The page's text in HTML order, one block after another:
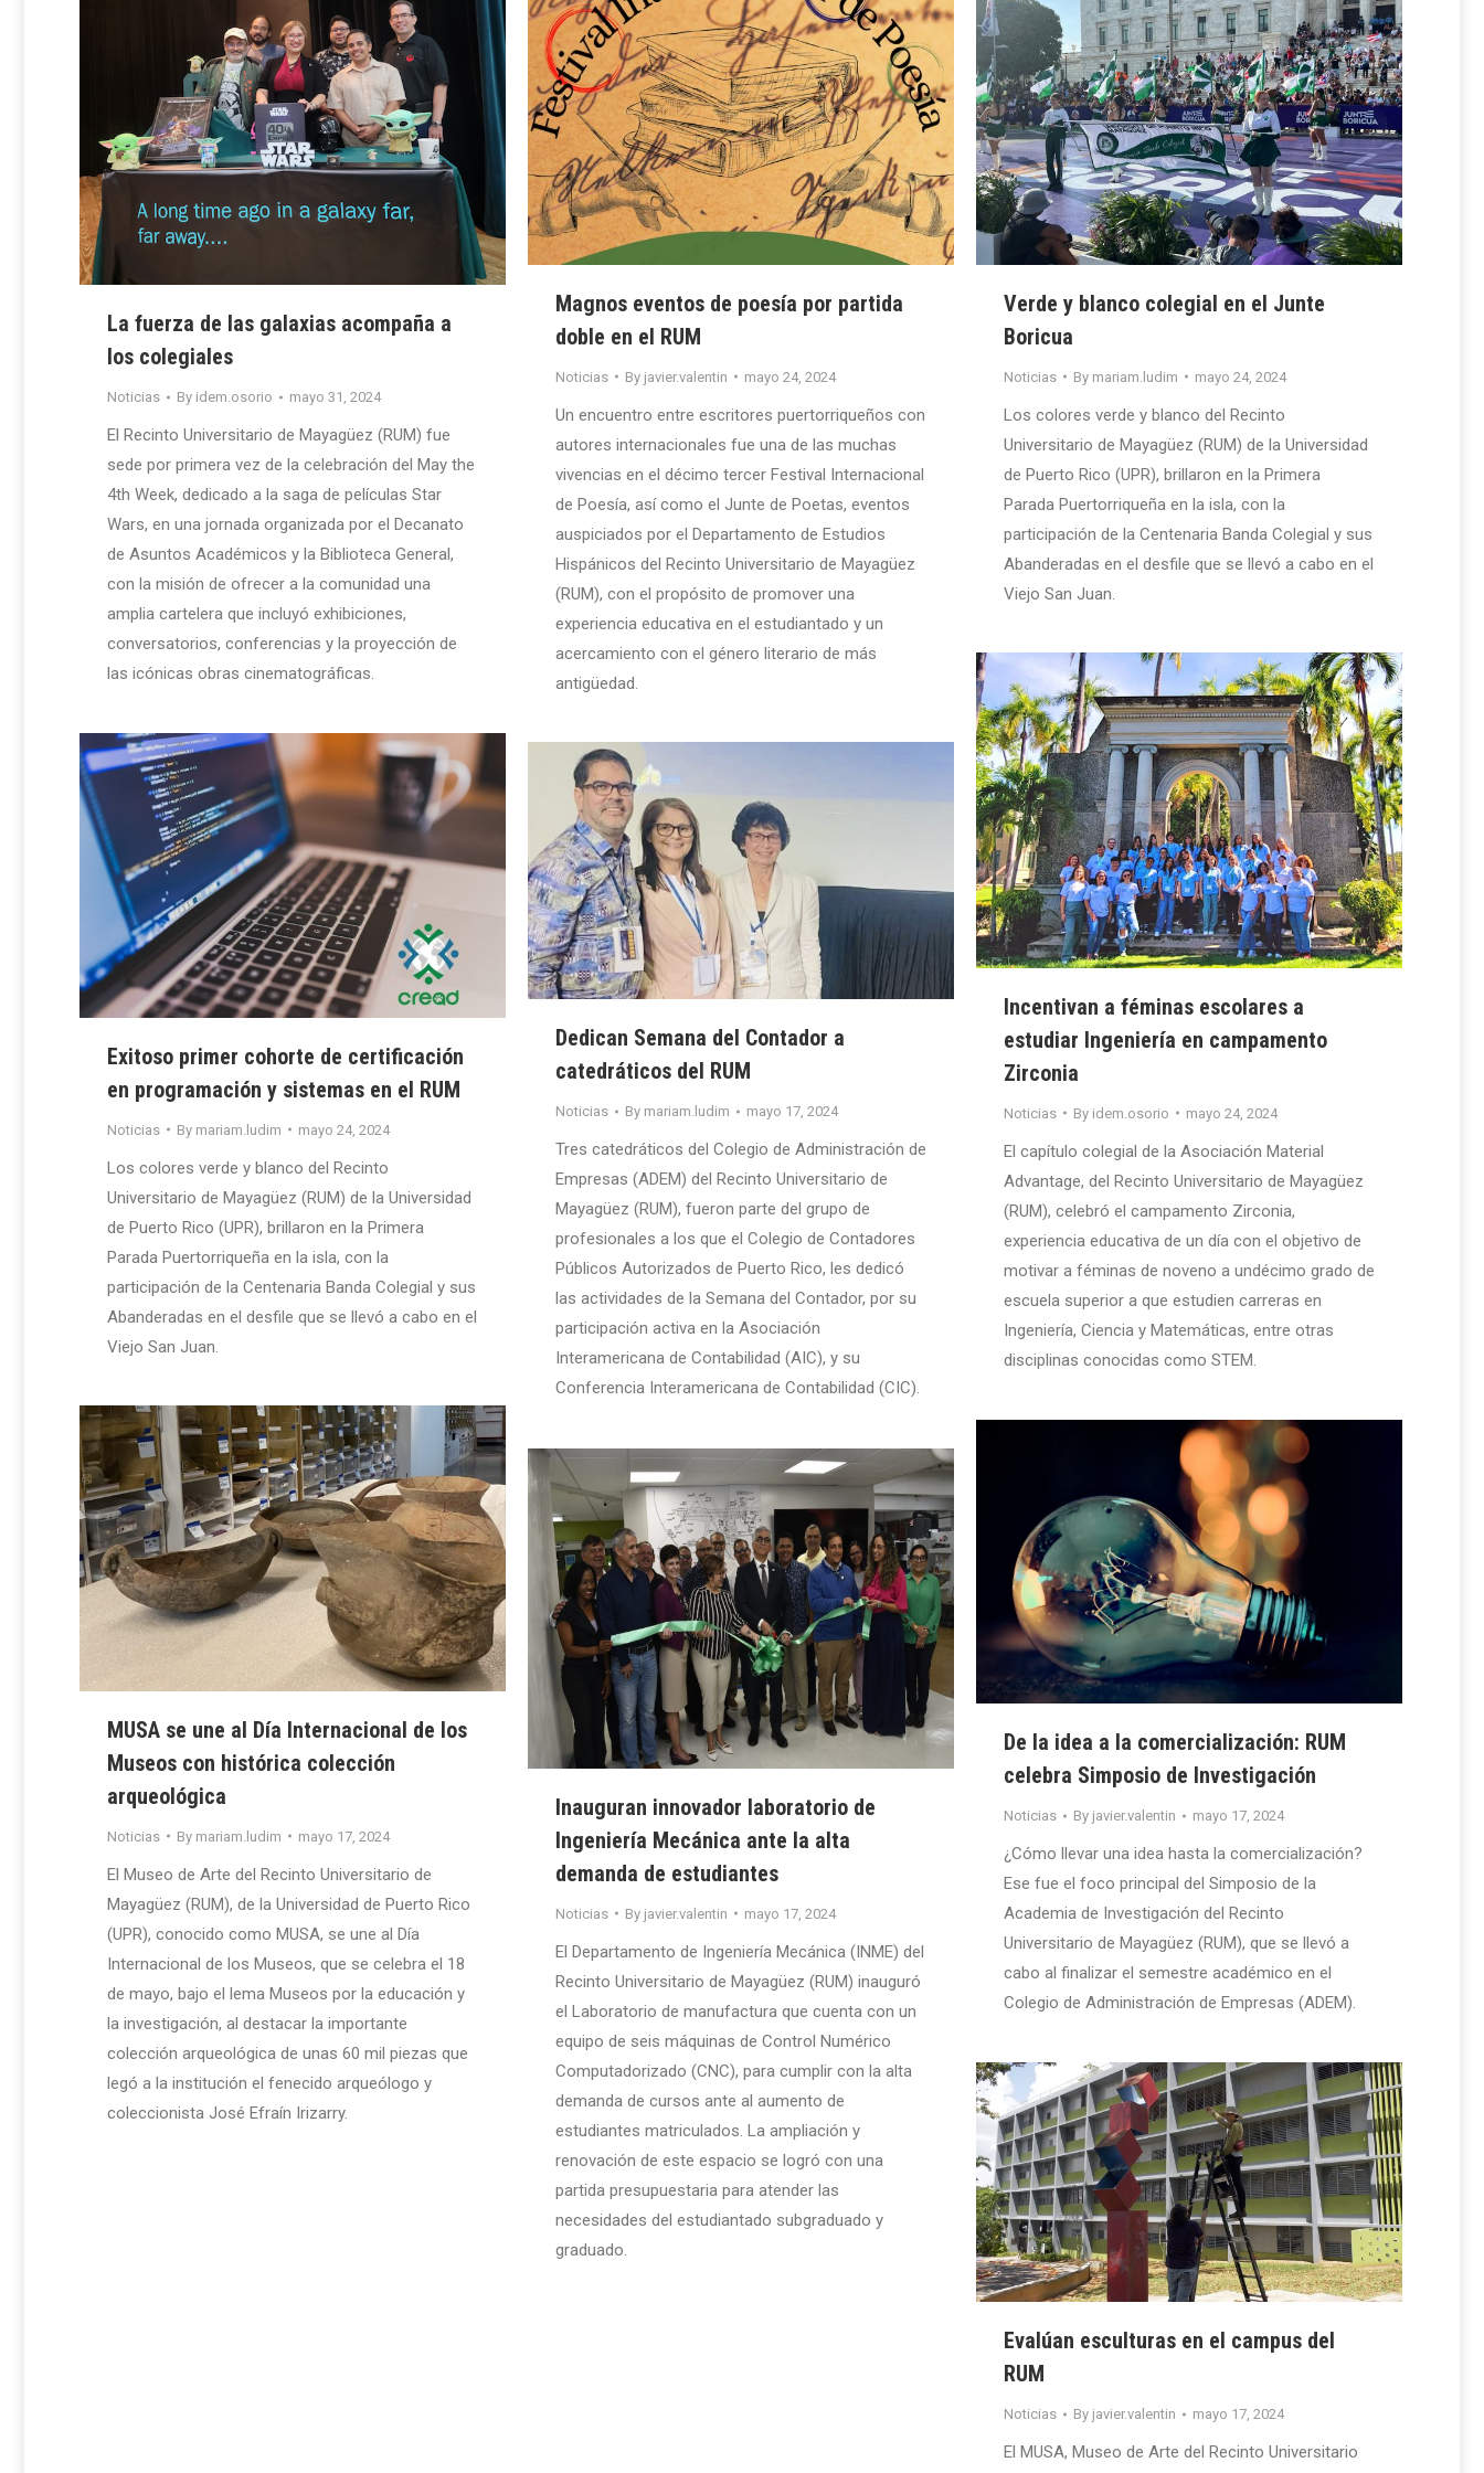
La fuerza de las galaxias acompaña a
los colegiales
Noticias By idem.osorio mayo 31, 2024
El Recinto Universitario de Mayagüez (RUM) fue
sede por primera vez de la celebración del May the
4th Week, dedicado a la saga de películas Star
Wars, en una jornada organizada por el Decanato
de Asuntos Académicos y la Biblioteca General,
con la misión de ofrecer a la comunidad una
amplia cartelera que incluyó exhibiciones,
conversatorios, conferencias y la proyección de
las icónicas obras cinematográficas.
Magnos eventos de poesía por partida
doble en el RUM
Noticias By javier.valentin mayo 24, 2024
Un encuentro entre escritores puertorriqueños con
autores internacionales fue una de las muchas
vivencias en el décimo tercer Festival Internacional
de Poesía, así como el Junte de Poetas, eventos
auspiciados por el Departamento de Estudios
Hispánicos del Recinto Universitario de Mayagüez
(RUM), con el propósito de promover una
experiencia educativa en el estudiantado y un
acercamiento con el género literario de más
antigüedad.
Verde y blanco colegial en el Junte
Boricua
Noticias By mariam.ludim mayo 24, 2024
Los colores verde y blanco del Recinto
Universitario de Mayagüez (RUM) de la Universidad
de Puerto Rico (UPR), brillaron en la Primera
Parada Puertorriqueña en la isla, con la
participación de la Centenaria Banda Colegial y sus
Abanderadas en el desfile que se llevó a cabo en el
Viejo San Juan.
Incentivan a féminas escolares a
estudiar Ingeniería en campamento
Zirconia
Noticias By idem.osorio mayo 24, 2024
El capítulo colegial de la Asociación Material
Advantage, del Recinto Universitario de Mayagüez
(RUM), celebró el campamento Zirconia,
experiencia educativa de un día con el objetivo de
motivar a féminas de noveno a undécimo grado de
escuela superior a que estudien carreras en
Ingeniería, Ciencia y Matemáticas, entre otras
disciplinas conocidas como STEM.
Exitoso primer cohorte de certificación
en programación y sistemas en el RUM
Noticias By mariam.ludim mayo 24, 2024
Los colores verde y blanco del Recinto
Universitario de Mayagüez (RUM) de la Universidad
de Puerto Rico (UPR), brillaron en la Primera
Parada Puertorriqueña en la isla, con la
participación de la Centenaria Banda Colegial y sus
Abanderadas en el desfile que se llevó a cabo en el
Viejo San Juan.
Dedican Semana del Contador a
catedráticos del RUM
Noticias By mariam.ludim mayo 17, 2024
Tres catedráticos del Colegio de Administración de
Empresas (ADEM) del Recinto Universitario de
Mayagüez (RUM), fueron parte del grupo de
profesionales a los que el Colegio de Contadores
Públicos Autorizados de Puerto Rico, les dedicó
las actividades de la Semana del Contador, por su
participación activa en la Asociación
Interamericana de Contabilidad (AIC), y su
Conferencia Interamericana de Contabilidad (CIC).
MUSA se une al Día Internacional de los
Museos con histórica colección
arqueológica
Noticias By mariam.ludim mayo 17, 2024
El Museo de Arte del Recinto Universitario de
Mayagüez (RUM), de la Universidad de Puerto Rico
(UPR), conocido como MUSA, se une al Día
Internacional de los Museos, que se celebra el 18
de mayo, bajo el lema Museos por la educación y
la investigación, al destacar la importante
colección arqueológica de unas 60 mil piezas que
legó a la institución el fenecido arqueólogo y
coleccionista José Efraín Irizarry.
De la idea a la comercialización: RUM
celebra Simposio de Investigación
Noticias By javier.valentin mayo 17, 2024
¿Cómo llevar una idea hasta la comercialización?
Ese fue el foco principal del Simposio de la
Academia de Investigación del Recinto
Universitario de Mayagüez (RUM), que se llevó a
cabo al finalizar el semestre académico en el
Colegio de Administración de Empresas (ADEM).
Inauguran innovador laboratorio de
Ingeniería Mecánica ante la alta
demanda de estudiantes
Noticias By javier.valentin mayo 17, 2024
El Departamento de Ingeniería Mecánica (INME) del
Recinto Universitario de Mayagüez (RUM) inauguró
el Laboratorio de manufactura que cuenta con un
equipo de seis máquinas de Control Numérico
Computadorizado (CNC), para cumplir con la alta
demanda de cursos ante al aumento de
estudiantes matriculados. La ampliación y
renovación de este espacio se logró con una
partida presupuestaria para atender las
necesidades del estudiantado subgraduado y
graduado.
Evalúan esculturas en el campus del
RUM
Noticias By javier.valentin mayo 17, 2024
El MUSA, Museo de Arte del Recinto Universitario